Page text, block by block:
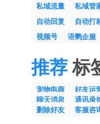
私域流量
私域管
自动回复
自动打
视频号
语鹦企服
推荐标
宠物电商 好友运
聊天消息
通讯录
删除好友
客服咨